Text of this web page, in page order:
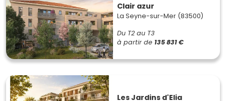
Clair azur
La Seyne-sur-Mer (83500)
Du T2 au T3
à partir de 135 831 €
Les Jardins d'Elia